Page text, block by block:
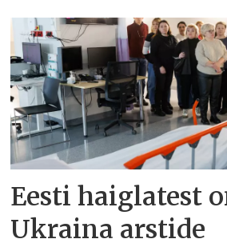
Eesti haiglatest
Ukraina arstide